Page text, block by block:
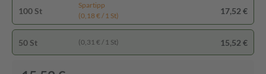
100 St
Spartipp
(0,18 € / 1 St)
17,52 €
50 St (0,31 € / 1 St) 15,52 €